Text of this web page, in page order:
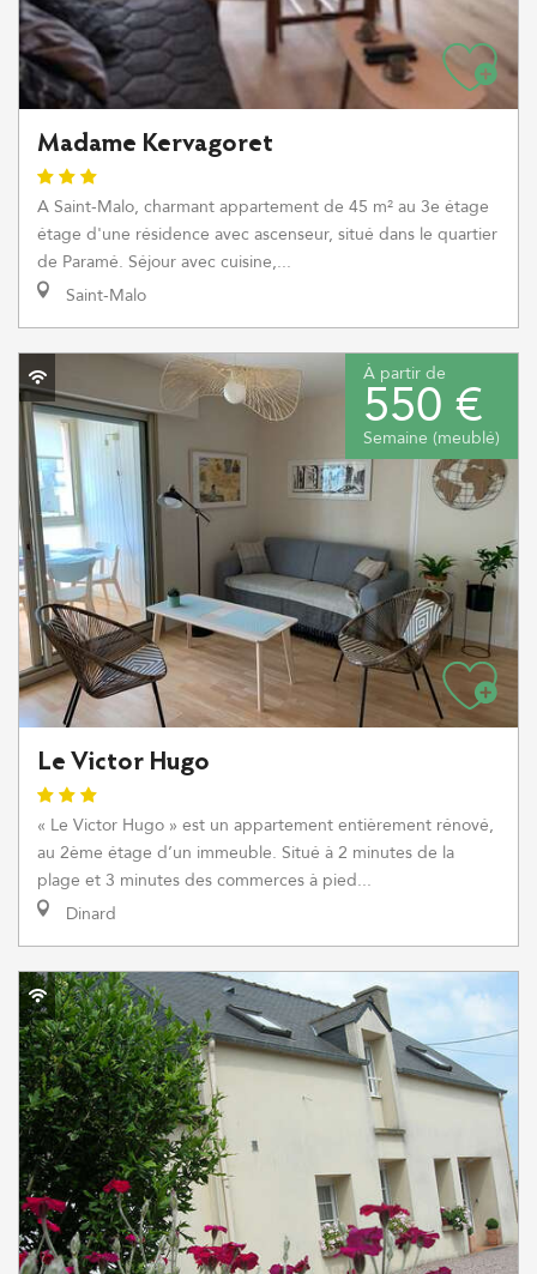
Madame Kervagoret
A Saint-Malo, charmant appartement de 45 m² au 3e étage
étage d'une résidence avec ascenseur, situé dans le quartier
de Paramé. Séjour avec cuisine,...
Saint-Malo
À partir de
550 €
Semaine (meublé)
Le Victor Hugo
« Le Victor Hugo » est un appartement entièrement rénové,
au 2ème étage d’un immeuble. Situé à 2 minutes de la
plage et 3 minutes des commerces à pied...
Dinard